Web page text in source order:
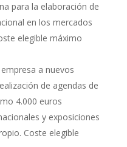
para la elaboración de
en los mercados
elegible máximo
a nuevos
de agendas de
4.000 euros
y exposiciones
Coste elegible